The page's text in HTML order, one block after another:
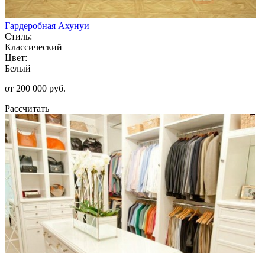
Гардеробная Ахунуи
Стиль:
Классический
Цвет:
Белый
от 200 000 руб.
Рассчитать